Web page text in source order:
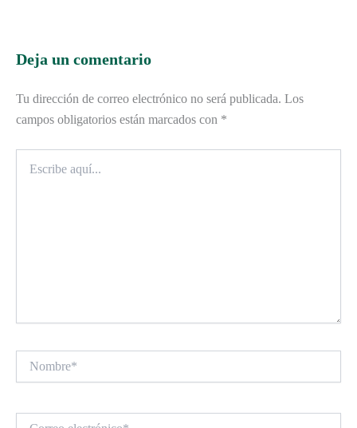
Deja un comentario
Tu dirección de correo electrónico no será publicada. Los
campos obligatorios están marcados con *
aquí...